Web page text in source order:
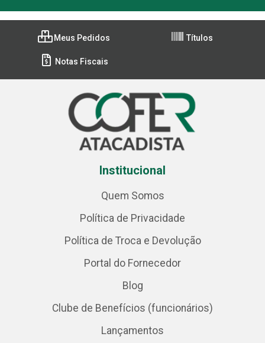
Meus Pedidos Títulos
Notas Fiscais
Institucional
Quem Somos
Política de Privacidade
Política de Troca e Devolução
Portal do Fornecedor
Blog
Clube de Benefícios (funcionários)
Lançamentos